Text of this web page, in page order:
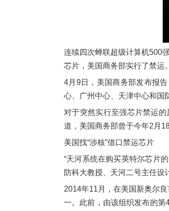
连续四次蝉联超级计算机500
芯片，美国商务部实行了禁运。
4月9日，美国商务部发布报
心、广州中心、天津中心和国
对于突然实行至强芯片禁运
道，美国商务部曾于今年2月
美国找“涉核”借口禁运芯片
“天河系统在购买英特尔芯片
防科大教授、天河二号主任设
2014年11月，在美国新奥尔
一。此前，由该组织发布的